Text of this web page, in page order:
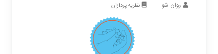
روان شو نظریه پردازان